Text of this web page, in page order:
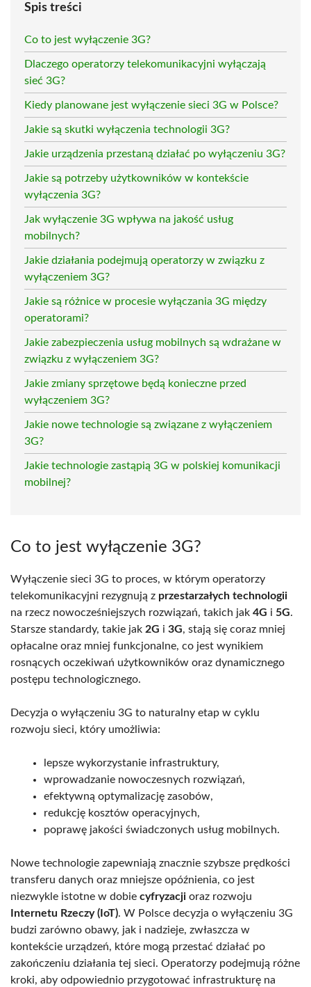
Spis treści
Co to jest wyłączenie 3G?
Dlaczego operatorzy telekomunikacyjni wyłączają
sieć 3G?
Kiedy planowane jest wyłączenie sieci 3G w Polsce?
Jakie są skutki wyłączenia technologii 3G?
Jakie urządzenia przestaną działać po wyłączeniu 3G?
Jakie są potrzeby użytkowników w kontekście
wyłączenia 3G?
Jak wyłączenie 3G wpływa na jakość usług
mobilnych?
Jakie działania podejmują operatorzy w związku z
wyłączeniem 3G?
Jakie są różnice w procesie wyłączania 3G między
operatorami?
Jakie zabezpieczenia usług mobilnych są wdrażane w
związku z wyłączeniem 3G?
Jakie zmiany sprzętowe będą konieczne przed
wyłączeniem 3G?
Jakie nowe technologie są związane z wyłączeniem
3G?
Jakie technologie zastąpią 3G w polskiej komunikacji
mobilnej?
Co to jest wyłączenie 3G?
Wyłączenie sieci 3G to proces, w którym operatorzy
telekomunikacyjni rezygnują z przestarzałych technologii
na rzecz nowocześniejszych rozwiązań, takich jak 4G i 5G.
Starsze standardy, takie jak 2G i 3G, stają się coraz mniej
opłacalne oraz mniej funkcjonalne, co jest wynikiem
rosnących oczekiwań użytkowników oraz dynamicznego
postępu technologicznego.
Decyzja o wyłączeniu 3G to naturalny etap w cyklu
rozwoju sieci, który umożliwia:
lepsze wykorzystanie infrastruktury,
wprowadzanie nowoczesnych rozwiązań,
efektywną optymalizację zasobów,
redukcję kosztów operacyjnych,
poprawę jakości świadczonych usług mobilnych.
Nowe technologie zapewniają znacznie szybsze prędkości
transferu danych oraz mniejsze opóźnienia, co jest
niezwykle istotne w dobie cyfryzacji oraz rozwoju
Internetu Rzeczy (IoT). W Polsce decyzja o wyłączeniu 3G
budzi zarówno obawy, jak i nadzieje, zwłaszcza w
kontekście urządzeń, które mogą przestać działać po
zakończeniu działania tej sieci. Operatorzy podejmują różne
kroki, aby odpowiednio przygotować infrastrukturę na